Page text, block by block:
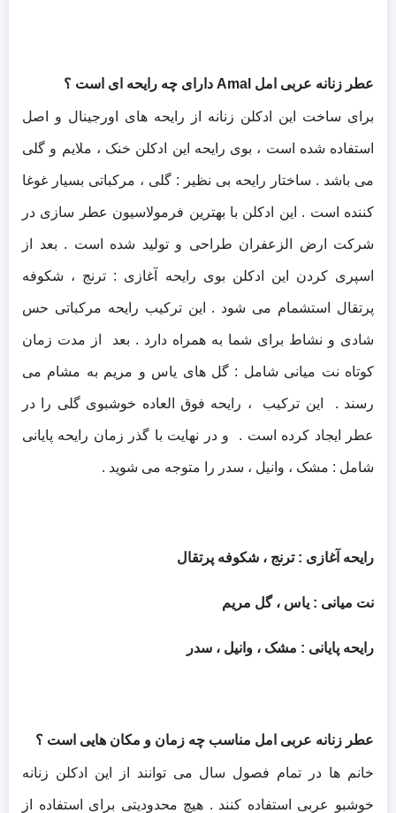
عطر زنانه عربی امل Amal دارای چه رایحه ای است ؟
برای ساخت این ادکلن زنانه از رایحه های اورجینال و اصل
استفاده شده است ، بوی رایحه این ادکلن خنک ، ملایم و گلی
می باشد . ساختار رایحه بی نظیر : گلی ، مرکباتی بسیار غوغا
کننده است . این ادکلن با بهترین فرمولاسیون عطر سازی در
شرکت ارض الزعفران طراحی و تولید شده است . بعد از
اسپری کردن این ادکلن بوی رایحه آغازی : ترنج ، شکوفه
پرتقال استشمام می شود . این ترکیب رایحه مرکباتی حس
شادی و نشاط برای شما به همراه دارد . بعد از مدت زمان
کوتاه نت میانی شامل : گل های یاس و مریم به مشام می
رسند . این ترکیب ، رایحه فوق العاده خوشبوی گلی را در
عطر ایجاد کرده است . و در نهایت با گذر زمان رایحه پایانی
شامل : مشک ، وانیل ، سدر را متوجه می شوید .
رایحه آغازی : ترنج ، شکوفه پرتقال
نت میانی : یاس ، گل مریم
رایحه پایانی : مشک ، وانیل ، سدر
عطر زنانه عربی امل مناسب چه زمان و مکان هایی است ؟
خانم ها در تمام فصول سال می توانند از این ادکلن زنانه
خوشبو عربی استفاده کنند . هیچ محدودیتی برای استفاده از